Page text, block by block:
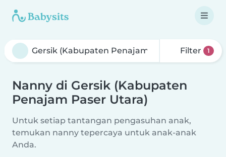
Filter 1
Nanny di Gersik (Kabupaten
Penajam Paser Utara)
Untuk setiap tantangan pengasuhan anak,
temukan nanny tepercaya untuk anak-anak
Anda.